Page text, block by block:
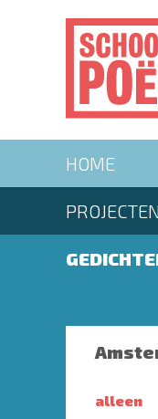
navigationHOME
PROJECTEN
alleen